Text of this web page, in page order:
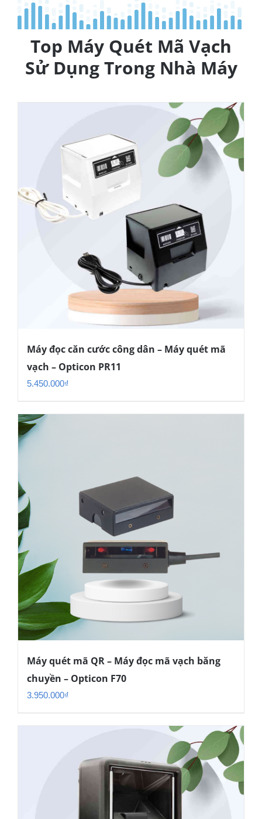
Top Máy Quét Mã Vạch
Sử Dụng Trong Nhà Máy
Máy đọc căn cước công dân – Máy quét mã
vạch – Opticon PR11
5.450.000₫
Máy quét mã QR – Máy đọc mã vạch băng
chuyền – Opticon F70
3.950.000₫